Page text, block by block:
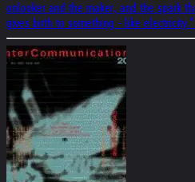
onlooker and the maker, and the spark
gives birth to something - like